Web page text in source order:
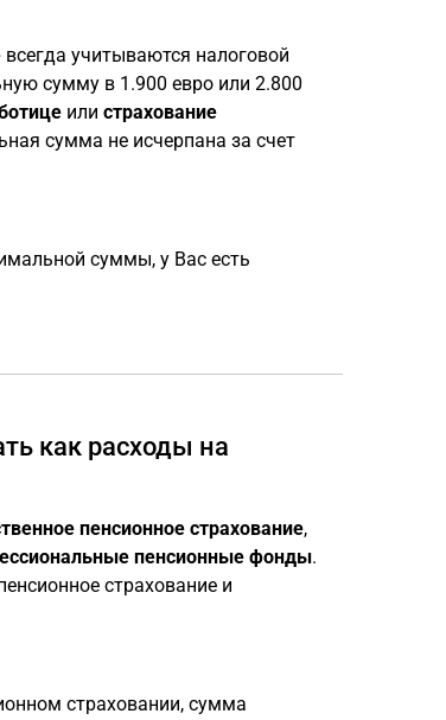
всегда учитываются налоговой
сумму в 1.900 евро или 2.800
или страхование
сумма не исчерпана за счет
суммы, у Вас есть
как расходы на
пенсионное страхование,
пенсионные фонды.
страхование и
страховании, сумма